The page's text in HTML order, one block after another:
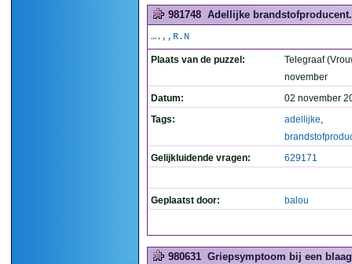
981748 Adellijke
….,,R.N
Plaats van de puzzel:
Telegraaf
november
Datum:
02 november
Tags:
adellijke,
Gelijkluidende vragen:
629171
Geplaatst door: balou
980631 Griepsymptoom bij een